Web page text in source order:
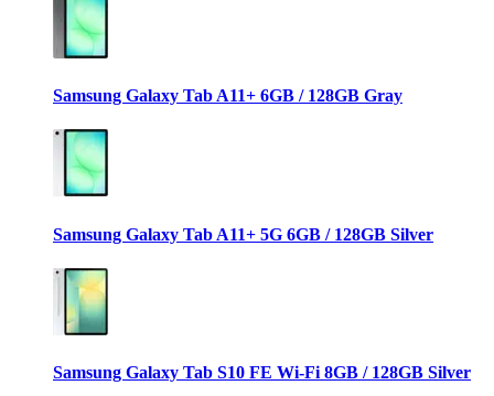
Samsung Galaxy Tab A11+ 6GB / 128GB Gray
Samsung Galaxy Tab A11+ 5G 6GB / 128GB Silver
Samsung Galaxy Tab S10 FE Wi-Fi 8GB / 128GB Silver